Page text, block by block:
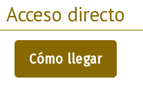
Acceso directo
Cómo llegar